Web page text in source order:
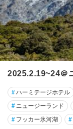
ケ
ー
ブ
ワ
ナ
カ
ワ
ン
ガ
ヌ
2025.2.19~24＠
#ハーミテージホテル
# ニュージーランド
# フッカー氷河湖 #